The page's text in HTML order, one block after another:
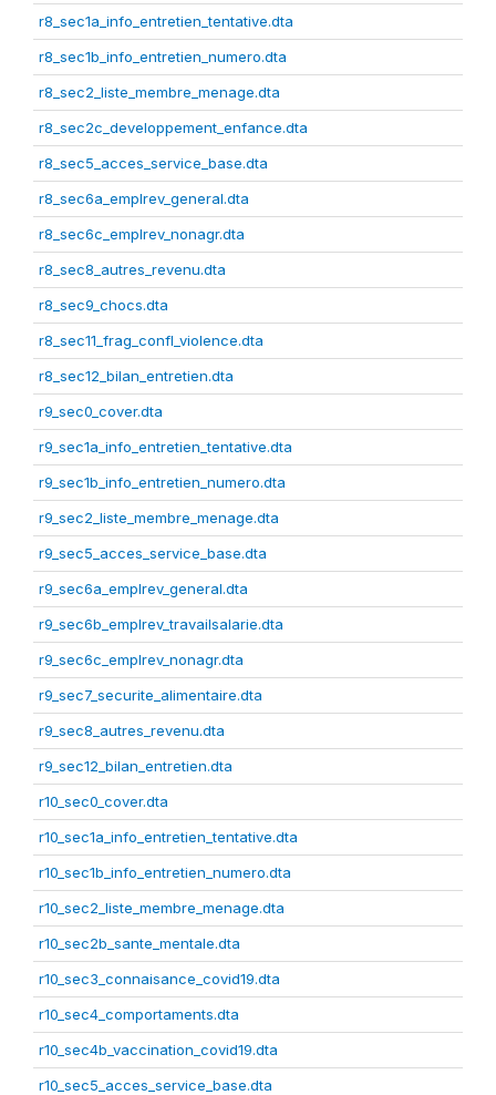
r8_sec1a_info_entretien_tentative.dta
r8_sec1b_info_entretien_numero.dta
r8_sec2_liste_membre_menage.dta
r8_sec2c_developpement_enfance.dta
r8_sec5_acces_service_base.dta
r8_sec6a_emplrev_general.dta
r8_sec6c_emplrev_nonagr.dta
r8_sec8_autres_revenu.dta
r8_sec9_chocs.dta
r8_sec11_frag_confl_violence.dta
r8_sec12_bilan_entretien.dta
r9_sec0_cover.dta
r9_sec1a_info_entretien_tentative.dta
r9_sec1b_info_entretien_numero.dta
r9_sec2_liste_membre_menage.dta
r9_sec5_acces_service_base.dta
r9_sec6a_emplrev_general.dta
r9_sec6b_emplrev_travailsalarie.dta
r9_sec6c_emplrev_nonagr.dta
r9_sec7_securite_alimentaire.dta
r9_sec8_autres_revenu.dta
r9_sec12_bilan_entretien.dta
r10_sec0_cover.dta
r10_sec1a_info_entretien_tentative.dta
r10_sec1b_info_entretien_numero.dta
r10_sec2_liste_membre_menage.dta
r10_sec2b_sante_mentale.dta
r10_sec3_connaisance_covid19.dta
r10_sec4_comportaments.dta
r10_sec4b_vaccination_covid19.dta
r10_sec5_acces_service_base.dta